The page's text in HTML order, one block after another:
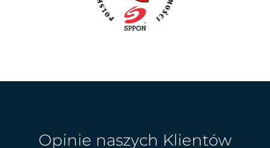
Opinie naszych Klientów